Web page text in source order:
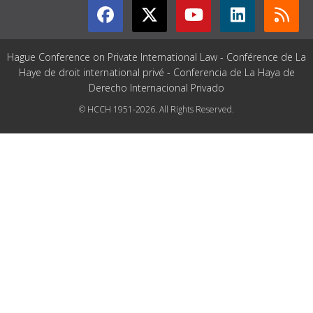
Hague Conference on Private International Law - Conférence de La
Haye de droit international privé - Conferencia de La Haya de
Derecho Internacional Privado
© HCCH 1951-2026. All Rights Reserved.